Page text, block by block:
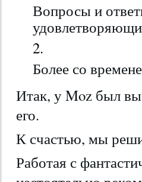
Вопросы и
Более со
Итак, у Moz был
его.
К счастью, мы
Работая с